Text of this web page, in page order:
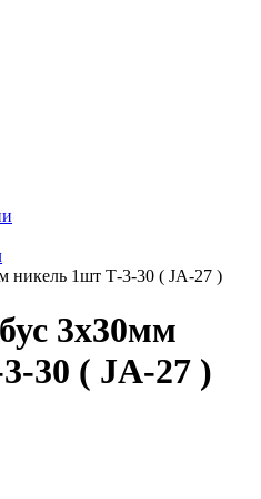
никель 1шт Т-3-30 ( JA-27 )
3х30мм
30 ( JA-27 )